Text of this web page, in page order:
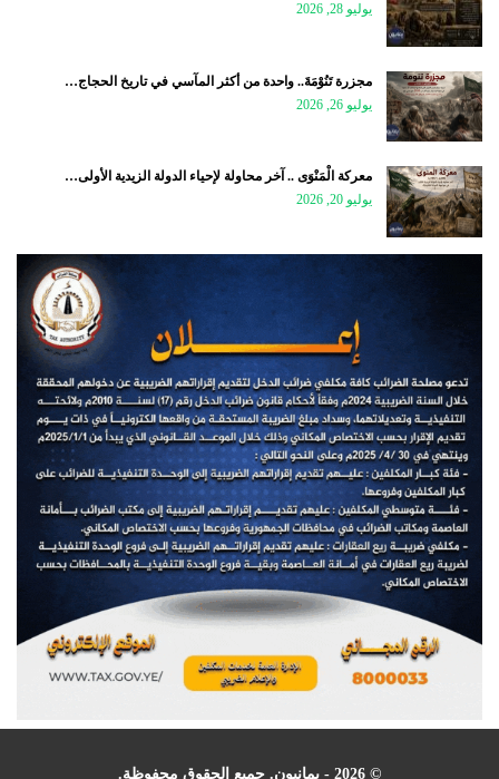
يوليو 28, 2026
مجزرة تَنُوْمَةَ.. واحدة من أكثر المآسي في تاريخ الحجاج…
يوليو 26, 2026
معركة الْمَنْوَى .. آخر محاولة لإحياء الدولة الزيدية الأولى…
يوليو 20, 2026
© 2026 - يمانيون. جميع الحقوق محفوظة.